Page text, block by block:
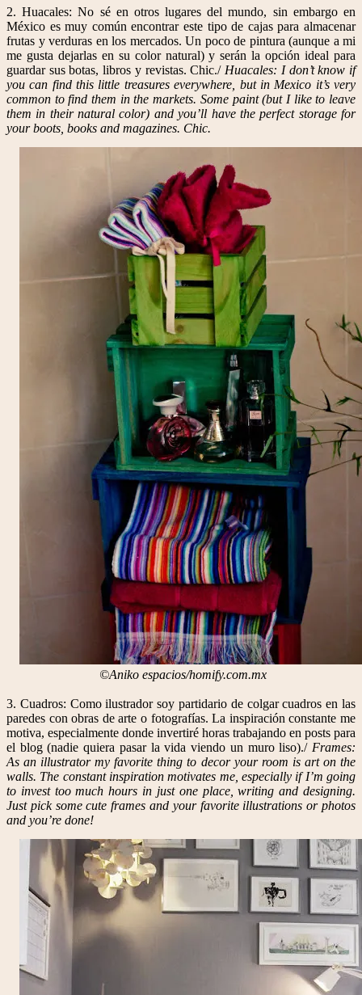
2. Huacales: No sé en otros lugares del mundo, sin embargo en
México es muy común encontrar este tipo de cajas para almacenar
frutas y verduras en los mercados. Un poco de pintura (aunque a mi
me gusta dejarlas en su color natural) y serán la opción ideal para
guardar sus botas, libros y revistas. Chic./ Huacales: I don’t know if
you can find this little treasures everywhere, but in Mexico it’s very
common to find them in the markets. Some paint (but I like to leave
them in their natural color) and you’ll have the perfect storage for
your boots, books and magazines. Chic.
©Aniko espacios/homify.com.mx
3. Cuadros: Como ilustrador soy partidario de colgar cuadros en las
paredes con obras de arte o fotografías. La inspiración constante me
motiva, especialmente donde invertiré horas trabajando en posts para
el blog (nadie quiera pasar la vida viendo un muro liso)./ Frames:
As an illustrator my favorite thing to decor your room is art on the
walls. The constant inspiration motivates me, especially if I’m going
to invest too much hours in just one place, writing and designing.
Just pick some cute frames and your favorite illustrations or photos
and you’re done!